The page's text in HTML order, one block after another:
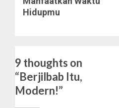
post:
Hidupmu
9 thoughts on
“Berjilbab Itu,
Modern!”